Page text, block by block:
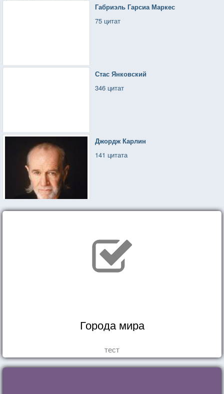
Габриэль Гарсиа Маркес
75 цитат
Стас Янковский
346 цитат
Джордж Карлин
141 цитата
Города мира
тест